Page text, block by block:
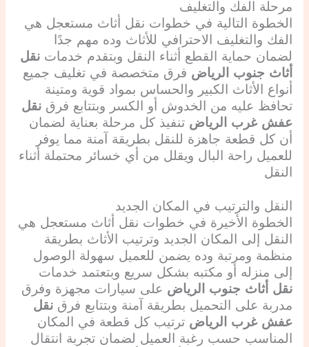
مرحلة الفك والتغليف
الخطوة التالية في خطوات نقل أثاث مستعجل هي
الفك والتغليف الاحترافي للأثاث وده مهم جدًا
لضمان حماية القطع أثناء النقل وبتقدم خدمات نقل
أثاث جنوب الرياض فرق متخصصة في تغليف جميع
أنواع الأثاث الكبير والحساس بمواد قوية ومتينة
تحافظ عليه من الخدوش أو الكسر وبتتابع فرق نقل
عفش غرب الرياض تنفيذ كل مرحلة بعناية لضمان
أن كل قطعة جاهزة للنقل بطريقة آمنة مما يوفر
للعميل راحة البال ويقلل من أي خسائر محتملة أثناء
النقل
النقل والترتيب في المكان الجديد
الخطوة الأخيرة في خطوات نقل أثاث مستعجل هي
النقل إلى المكان الجديد وترتيب الأثاث بطريقة
منظمة ومرتبة وده يضمن للعميل سهولة الوصول
إلى منزله أو مكتبه بشكل سريع وبتعتمد خدمات
نقل أثاث جنوب الرياض على سيارات مجهزة وفرق
مدربة على التحميل بطريقة آمنة وبتتابع فرق نقل
عفش غرب الرياض ترتيب كل قطعة في المكان
المناسب حسب رغبة العميل لضمان تجربة انتقال